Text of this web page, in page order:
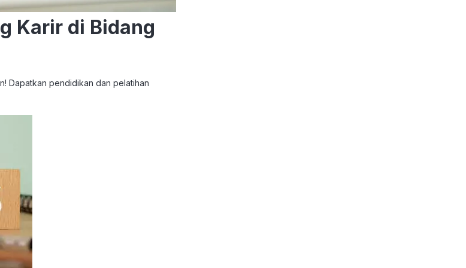
Karir di Bidang
Dapatkan pendidikan dan pelatihan